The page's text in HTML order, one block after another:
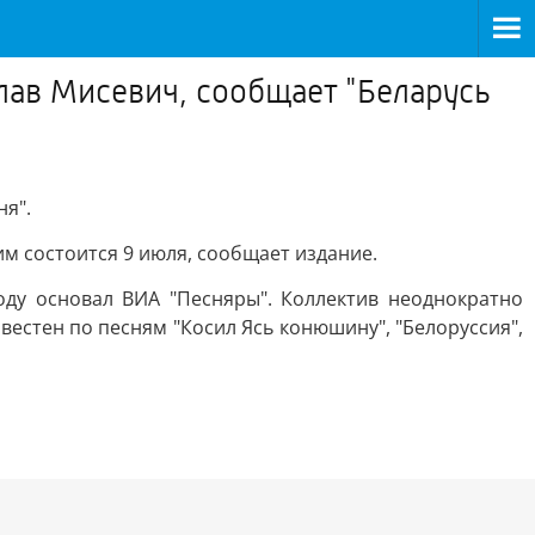
Мисевич, сообщает "Беларусь
состоится 9 июля, сообщает издание.
основал ВИА "Песняры". Коллектив неоднократно
по песням "Косил Ясь конюшину", "Белоруссия",